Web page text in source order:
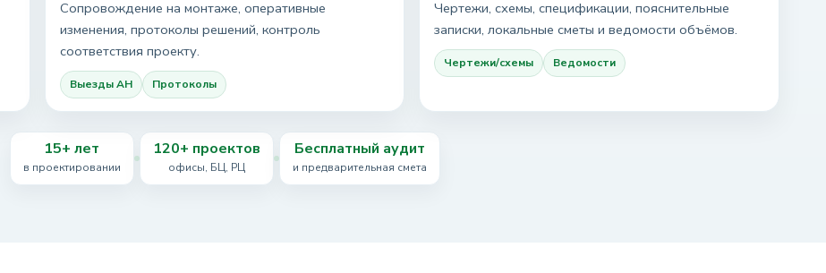
Сопровождение на монтаже, оперативные
изменения, протоколы решений, контроль
соответствия проекту.
Выезды АН Протоколы
Чертежи, схемы, спецификации, пояснительные
записки, локальные сметы и ведомости объёмов.
Чертежи/схемы Ведомости
15+ лет
в проектировании
120+ проектов
офисы, БЦ, РЦ
Бесплатный аудит
и предварительная смета